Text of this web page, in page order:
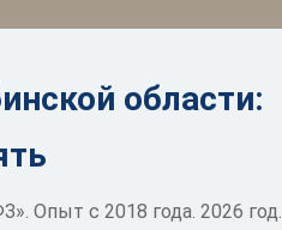
области:
Опыт с 2018 года. 2026 год.